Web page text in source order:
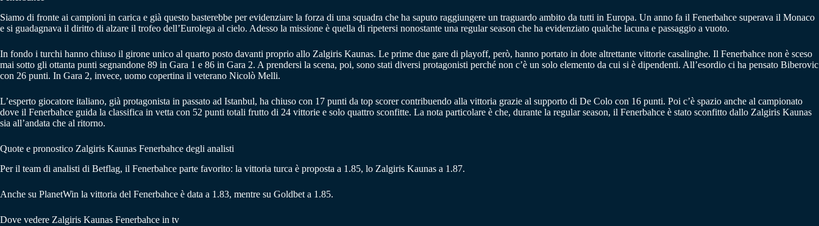
Siamo di fronte ai campioni in carica e già questo basterebbe per evidenziare la forza di una squadra che ha saputo raggiungere un traguardo ambito da tutti in Europa. Un anno fa il Fenerbahce superava il Monaco
e si guadagnava il diritto di alzare il trofeo dell’Eurolega al cielo. Adesso la missione è quella di ripetersi nonostante una regular season che ha evidenziato qualche lacuna e passaggio a vuoto.
In fondo i turchi hanno chiuso il girone unico al quarto posto davanti proprio allo Zalgiris Kaunas. Le prime due gare di playoff, però, hanno portato in dote altrettante vittorie casalinghe. Il Fenerbahce non è sceso
mai sotto gli ottanta punti segnandone 89 in Gara 1 e 86 in Gara 2. A prendersi la scena, poi, sono stati diversi protagonisti perché non c’è un solo elemento da cui si è dipendenti. All’esordio ci ha pensato Biberovic
con 26 punti. In Gara 2, invece, uomo copertina il veterano Nicolò Melli.
L’esperto giocatore italiano, già protagonista in passato ad Istanbul, ha chiuso con 17 punti da top scorer contribuendo alla vittoria grazie al supporto di De Colo con 16 punti. Poi c’è spazio anche al campionato
dove il Fenerbahce guida la classifica in vetta con 52 punti totali frutto di 24 vittorie e solo quattro sconfitte. La nota particolare è che, durante la regular season, il Fenerbahce è stato sconfitto dallo Zalgiris Kaunas
sia all’andata che al ritorno.
Quote e pronostico Zalgiris Kaunas Fenerbahce degli analisti
Per il team di analisti di Betflag, il Fenerbahce parte favorito: la vittoria turca è proposta a 1.85, lo Zalgiris Kaunas a 1.87.
Anche su PlanetWin la vittoria del Fenerbahce è data a 1.83, mentre su Goldbet a 1.85.
Dove vedere Zalgiris Kaunas Fenerbahce in tv